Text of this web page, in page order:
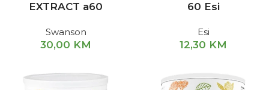
EXTRACT a60
Swanson
30,00 KM
60 Esi
Esi
12,30 KM